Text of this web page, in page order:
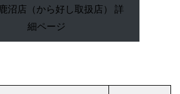
沼店（から好し取扱店） 詳
細ページ